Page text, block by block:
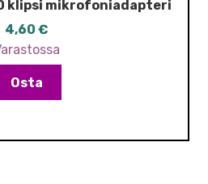
klipsi mikrofoniadapteri
4,60 €
Osta